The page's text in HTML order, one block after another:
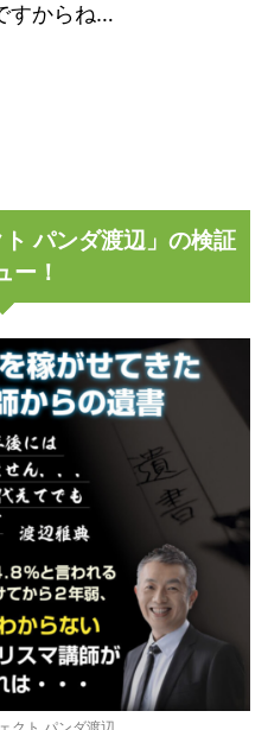
すからね…
ト パンダ渡辺」の検証
ー！